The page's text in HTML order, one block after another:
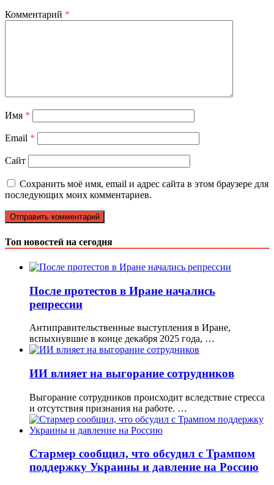
Комментарий *
Имя *
Email *
Сайт
Сохранить моё имя, email и адрес сайта в этом браузере для
последующих моих комментариев.
Топ новостей на сегодня
После протестов в Иране начались
репрессии
Антиправительственные выступления в Иране,
вспыхнувшие в конце декабря 2025 года, …
ИИ влияет на выгорание сотрудников
Выгорание сотрудников происходит вследствие стресса
и отсутствия признания на работе. …
Стармер сообщил, что обсудил с Трампом
поддержку Украины и давление на Россию